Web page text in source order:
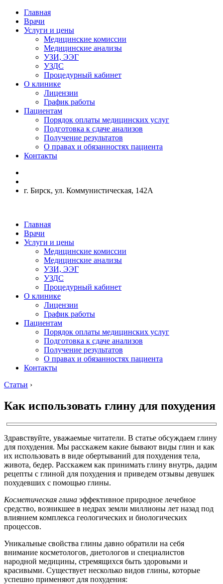
Главная
Врачи
Услуги и цены
Медицинские комиссии
Медицинские анализы
УЗИ, ЭЭГ
УЗДС
Процедурный кабинет
О клинике
Лицензии
График работы
Пациентам
Порядок оплаты медицинских услуг
Подготовка к сдаче анализов
Получение результатов
О правах и обязанностях пациента
Контакты
г. Бирск, ул. Коммунистическая, 142А
Главная
Врачи
Услуги и цены
Медицинские комиссии
Медицинские анализы
УЗИ, ЭЭГ
УЗДС
Процедурный кабинет
О клинике
Лицензии
График работы
Пациентам
Порядок оплаты медицинских услуг
Подготовка к сдаче анализов
Получение результатов
О правах и обязанностях пациента
Контакты
Статьи ›
Как использовать глину для похудения
Здравствуйте, уважаемые читатели. В статье обсуждаем глину
для похудения. Мы расскажем какие бывают виды глин и как
их использовать в виде обертываний для похудения тела,
живота, бедер. Расскажем как принимать глину внутрь, дадим
рецепты с глиной для похудения и приведем отзывы девушек
похудевших с помощью глины.
Косметическая глина эффективное природное лечебное
средство, возникшее в недрах земли миллионы лет назад под
влиянием комплекса геологических и биологических
процессов.
Уникальные свойства глины давно обратили на себя
внимание косметологов, диетологов и специалистов
народной медицины, стремящихся быть здоровыми и
красивыми. Существует несколько видов глины, которые
успешно применяют для похудения: